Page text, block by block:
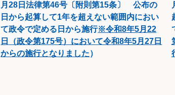
月28日法律第46号〔附則第15条〕 公布の
日から起算して1年を超えない範囲内におい
て政令で定める日から施行※令和8年5月22
日（政令第175号）において令和8年5月27日
からの施行となりました）